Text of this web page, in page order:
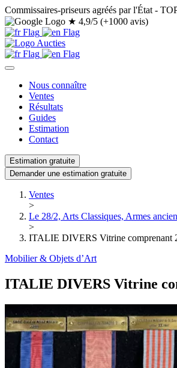
Commissaires-priseurs agréés par l'État -
★ 4,9/5 (+1000 avis)
Nous connaître
Ventes
Résultats
Guides
Estimation
Contact
Estimation gratuite
Demander une estimation gratuite
Ventes
>
Le 28/2, Arts Classiques, Armes
>
ITALIE DIVERS Vitrine comprenant
Mobilier & Objets d’Art
ITALIE DIVERS Vitrine